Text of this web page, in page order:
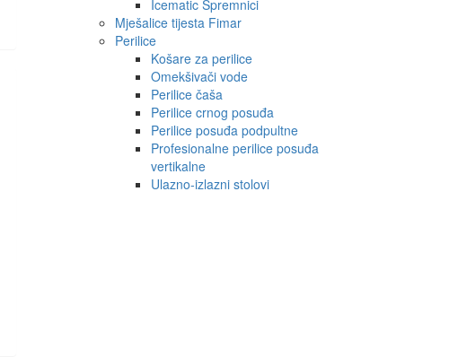
Icematic Spremnici
Mješalice tijesta Fimar
Perilice
Košare za perilice
Omekšivači vode
Perilice čaša
Perilice crnog posuđa
Perilice posuđa podpultne
Profesionalne perilice posuđa
vertikalne
Ulazno-izlazni stolovi